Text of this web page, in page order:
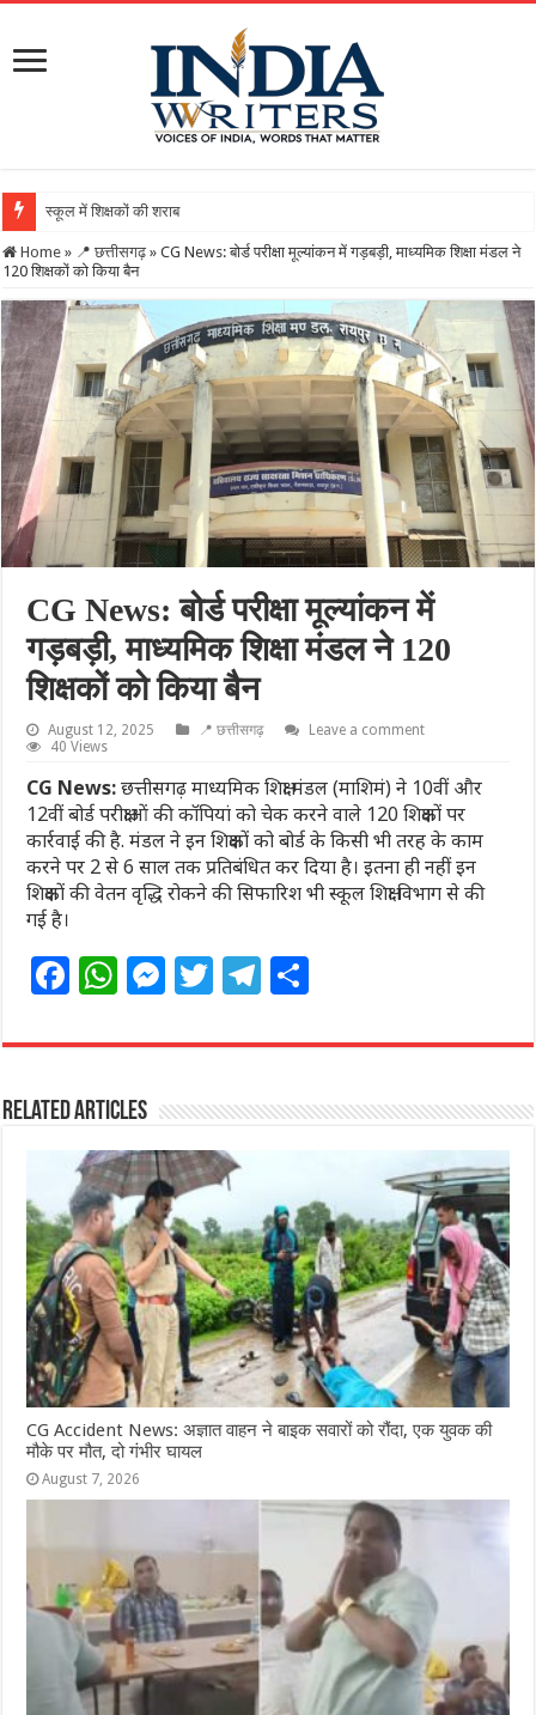
स्कूल में शिक्षकों की शराब पार्टी का वीडियो वायरल, DEO
Home » 📍 छत्तीसगढ़ » CG News: बोर्ड परीक्षा मूल्यांकन में गड़बड़ी, माध्यमिक शिक्षा मंडल ने
120 शिक्षकों को किया बैन
CG News: बोर्ड परीक्षा मूल्यांकन में
गड़बड़ी, माध्यमिक शिक्षा मंडल ने 120
शिक्षकों को किया बैन
August 12, 2025 📍 छत्तीसगढ़
Leave a comment
40 Views
CG News:छत्तीसगढ़ माध्यमिक शिक्षा मंडल (माशिमं) ने 10वीं और
12वीं बोर्ड परीक्षाओं की कॉपियां को चेक करने वाले 120 शिक्षकों पर
कार्रवाई की है. मंडल ने इन शिक्षकों को बोर्ड के किसी भी तरह के काम
करने पर 2 से 6 साल तक प्रतिबंधित कर दिया है। इतना ही नहीं इन
शिक्षकों की वेतन वृद्धि रोकने की सिफारिश भी स्कूल शिक्षा विभाग से की
गई है।
F
c
e
b
o
o
k
W
at
s
A
p
p
M
ss
n
g
e
r
T
itt
r
T
e
ra
ar
Related Articles
CG Accident News: अज्ञात वाहन ने बाइक सवारों को रौंदा, एक युवक की
मौके पर मौत, दो गंभीर घायल
August 7, 2026